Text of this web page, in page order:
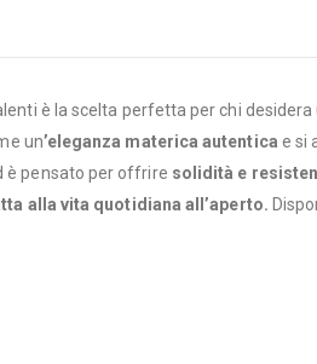
è la scelta perfetta per chi
un’eleganza materica autentica e si
è pensato per offrire solidità e
alla vita quotidiana all’aperto.